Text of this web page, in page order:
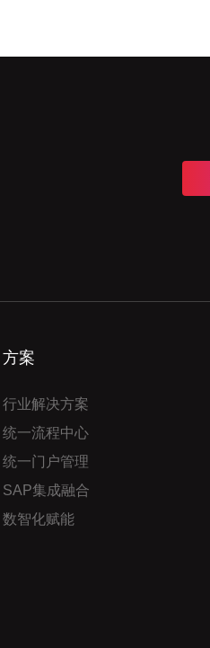
方案
行业解决方案
统一流程中心
统一门户管理
SAP集成融合
数智化赋能